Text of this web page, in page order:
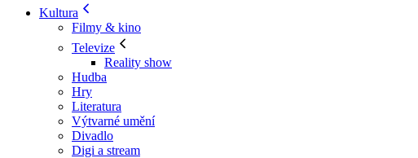
Kultura
Filmy & kino
Televize
Reality show
Hudba
Hry
Literatura
Výtvarné umění
Divadlo
Digi a stream